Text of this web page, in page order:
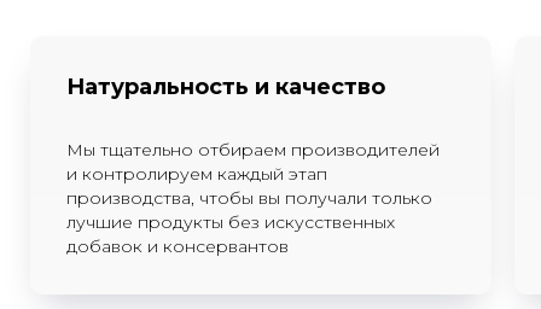
Натуральность и качество
Мы тщательно отбираем производителей
и контролируем каждый этап
производства, чтобы вы получали только
лучшие продукты без искусственных
добавок и консервантов